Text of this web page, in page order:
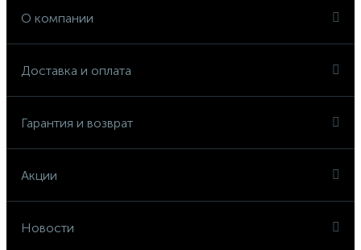
О компании
Доставка и оплата
Гарантия и возврат
Акции
Новости